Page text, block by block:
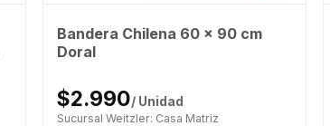
Bandera Chilena 60 x 90 cm
Doral
$2.990/ Unidad
Sucursal Weitzler: Casa Matriz